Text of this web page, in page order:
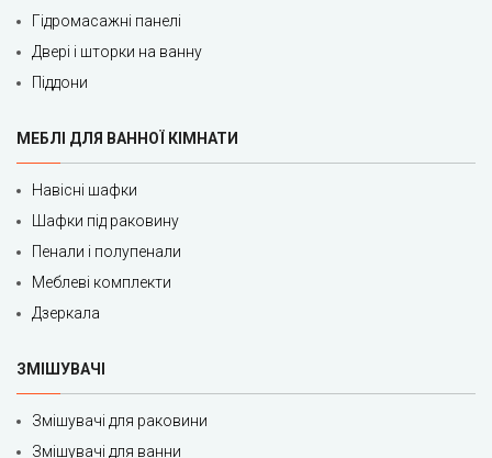
Гідромасажні панелі
Двері і шторки на ванну
Піддони
МЕБЛІ ДЛЯ ВАННОЇ КІМНАТИ
Навісні шафки
Шафки під раковину
Пенали і полупенали
Меблеві комплекти
Дзеркала
ЗМІШУВАЧІ
Змішувачі для раковини
Змішувачі для ванни